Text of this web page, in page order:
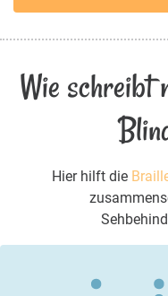
Wie schreibt
Hier hilft die